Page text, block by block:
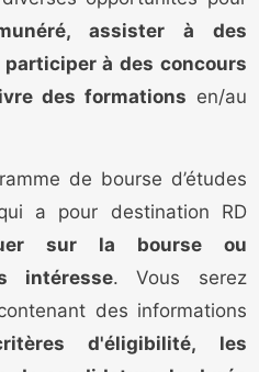
assister à des
à des concours
des formations en/au
de bourse d’études
a pour destination RD
sur la bourse ou
intéresse. Vous serez
des informations
d'éligibilité, les